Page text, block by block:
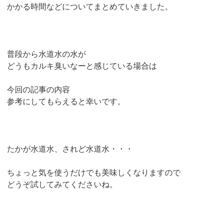
かかる時間などについてまとめていきました。
普段から水道水の水が
どうもカルキ臭いなーと感じている場合は
今回の記事の内容
参考にしてもらえると幸いです。
たかが水道水、されど水道水・・・
ちょっと気を使うだけでも美味しくなりますので
どうぞ試してみてくださいね。